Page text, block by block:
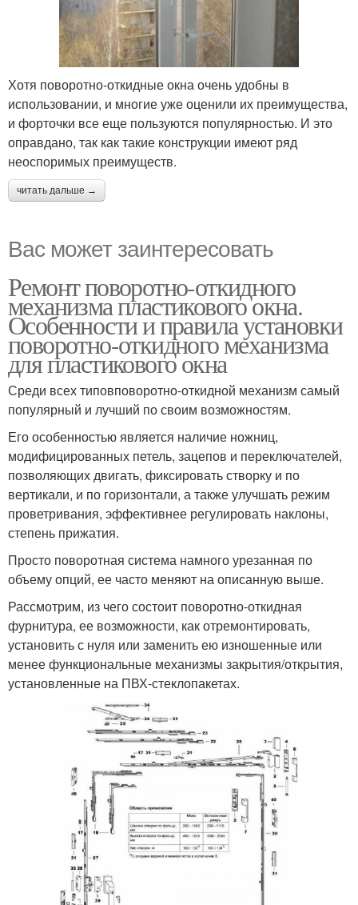
Хотя поворотно-откидные окна очень удобны в
использовании, и многие уже оценили их преимущества,
и форточки все еще пользуются популярностью. И это
оправдано, так как такие конструкции имеют ряд
неоспоримых преимуществ.
читать дальше →
Вас может заинтересовать
Ремонт поворотно-откидного
механизма пластикового окна.
Особенности и правила установки
поворотно-откидного механизма
для пластикового окна
Среди всех типовповоротно-откидной механизм самый
популярный и лучший по своим возможностям.
Его особенностью является наличие ножниц,
модифицированных петель, зацепов и переключателей,
позволяющих двигать, фиксировать створку и по
вертикали, и по горизонтали, а также улучшать режим
проветривания, эффективнее регулировать наклоны,
степень прижатия.
Просто поворотная система намного урезанная по
объему опций, ее часто меняют на описанную выше.
Рассмотрим, из чего состоит поворотно-откидная
фурнитура, ее возможности, как отремонтировать,
установить с нуля или заменить ею изношенные или
менее функциональные механизмы закрытия/открытия,
установленные на ПВХ-стеклопакетах.